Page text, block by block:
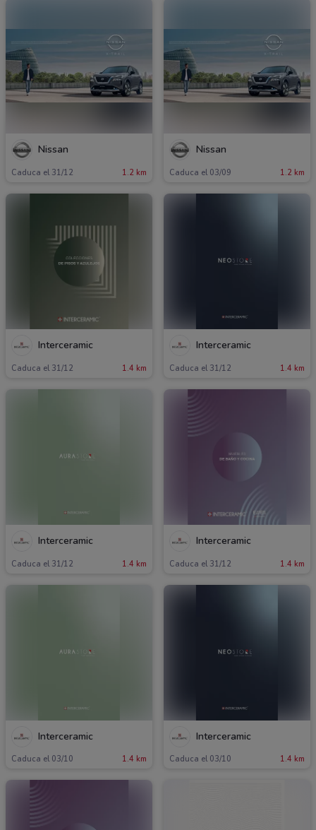
Nissan
Caduca el 31/12 1.2 km
Nissan
Caduca el 03/09 1.2 km
Interceramic
Caduca el 31/12 1.4 km
Interceramic
Caduca el 31/12 1.4 km
Interceramic
Caduca el 31/12 1.4 km
Interceramic
Caduca el 31/12 1.4 km
Interceramic
Caduca el 03/10 1.4 km
Interceramic
Caduca el 03/10 1.4 km